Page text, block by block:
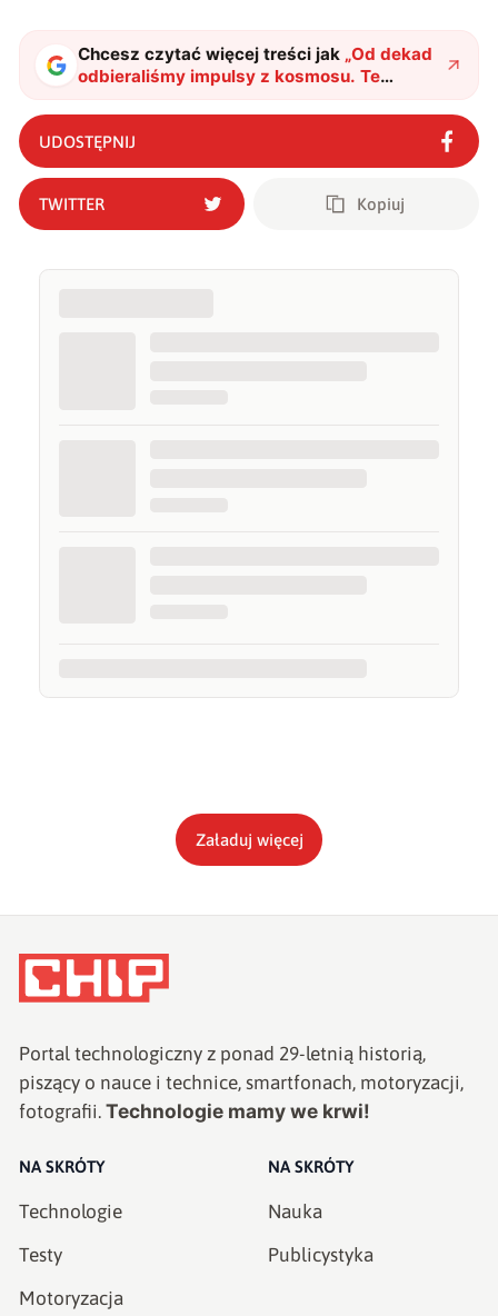
Chcesz czytać więcej treści jak „Od dekad
odbieraliśmy impulsy z kosmosu. Te
dziwne sygnały ujawniły ukryte pola
magnetyczne Słońca"?
UDOSTĘPNIJ
TWITTER Kopiuj
Załaduj więcej
Portal technologiczny z ponad 29-letnią historią,
piszący o nauce i technice, smartfonach, motoryzacji,
fotografii. Technologie mamy we krwi!
NA SKRÓTY
Technologie
Testy
Motoryzacja
NA SKRÓTY
Nauka
Publicystyka